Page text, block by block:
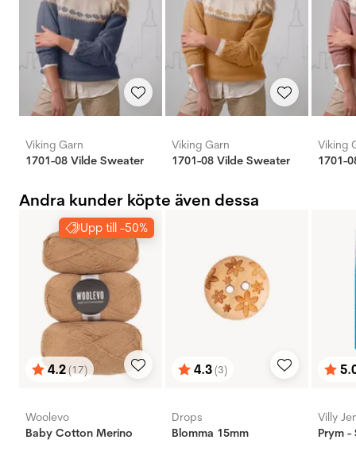
Viking Garn
1701-08 Vilde Sweater
Viking Garn
1701-08 Vilde Sweater
Viking
1701-
Andra kunder köpte även dessa
Upp till -50%
Betyg:
4.2(17)
utav 5 stjärnor
Woolevo
Baby Cotton Merino
Betyg:
4.3(3)
utav 5 stjärnor
Drops
Blomma 15mm
utav
Villy